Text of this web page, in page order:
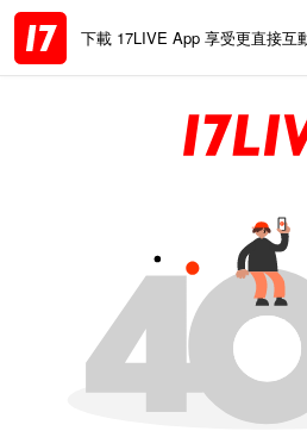
下載 17LIVE App 享受更直接互